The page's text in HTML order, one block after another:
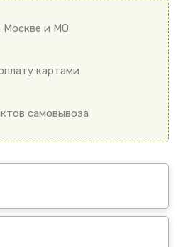
Москве и МО
картами
самовывоза